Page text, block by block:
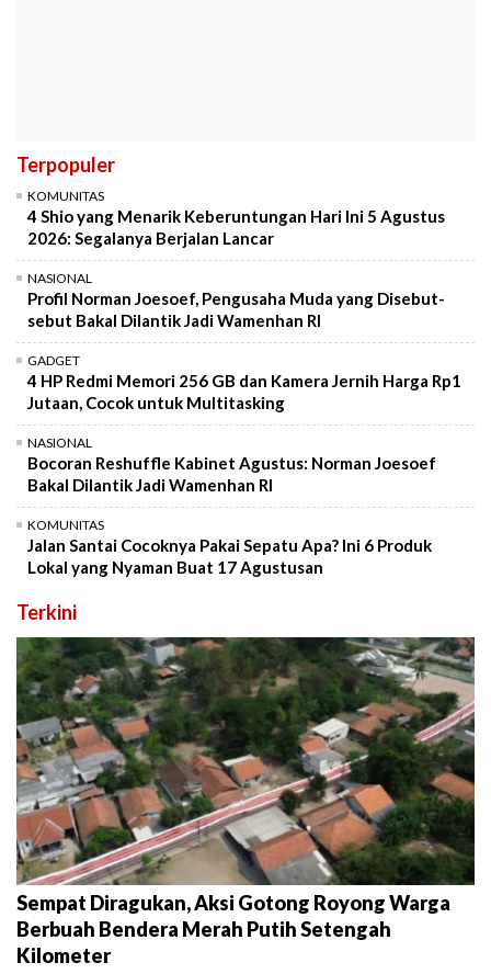
Terpopuler
KOMUNITAS
4 Shio yang Menarik Keberuntungan Hari Ini 5 Agustus
2026: Segalanya Berjalan Lancar
NASIONAL
Profil Norman Joesoef, Pengusaha Muda yang Disebut-
sebut Bakal Dilantik Jadi Wamenhan RI
GADGET
4 HP Redmi Memori 256 GB dan Kamera Jernih Harga Rp1
Jutaan, Cocok untuk Multitasking
NASIONAL
Bocoran Reshuffle Kabinet Agustus: Norman Joesoef
Bakal Dilantik Jadi Wamenhan RI
KOMUNITAS
Jalan Santai Cocoknya Pakai Sepatu Apa? Ini 6 Produk
Lokal yang Nyaman Buat 17 Agustusan
Terkini
Sempat Diragukan, Aksi Gotong Royong Warga
Berbuah Bendera Merah Putih Setengah
Kilometer